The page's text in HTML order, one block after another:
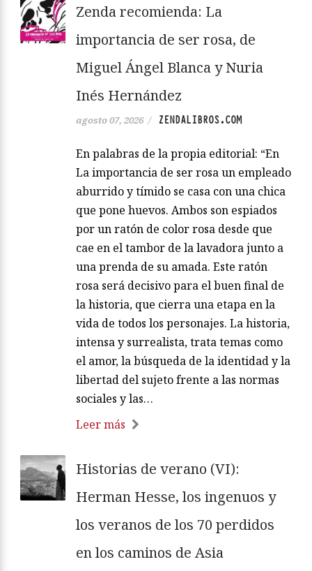
Zenda recomienda: La
importancia de ser rosa, de
Miguel Ángel Blanca y Nuria
Inés Hernández
agosto 07, 2026 / ZENDALIBROS.COM
En palabras de la propia editorial: “En
La importancia de ser rosa un empleado
aburrido y tímido se casa con una chica
que pone huevos. Ambos son espiados
por un ratón de color rosa desde que
cae en el tambor de la lavadora junto a
una prenda de su amada. Este ratón
rosa será decisivo para el buen final de
la historia, que cierra una etapa en la
vida de todos los personajes. La historia,
intensa y surrealista, trata temas como
el amor, la búsqueda de la identidad y la
libertad del sujeto frente a las normas
sociales y las…
Leer más
Historias de verano (VI):
Herman Hesse, los ingenuos y
los veranos de los 70 perdidos
en los caminos de Asia